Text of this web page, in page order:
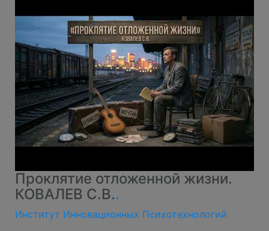
Проклятие отложенной жизни.
КОВАЛЕВ С.В..
Институт Инновационных Психотехнологий